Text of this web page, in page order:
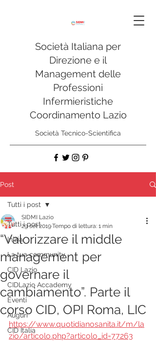
Società Italiana per
Direzione e il
Management delle
Professioni
Infermieristiche
Coordinamento Lazio
Società Tecnico-Scientifica
Post
Tutti i post
Inizia
La tua community
CID Lazio
CIDLazio Accademy
Eventi
Auguri
CID Italia
Tutti i post
“Valorizzare il middle
management per
governare il
cambiamento”. Parte il
corso CID, OPI Roma, LIC
SIDMI Lazio
29 set 2019Tempo di lettura: 1 min
https://www.quotidianosanita.it/m/la
zio/articolo.php?articolo_id=77263